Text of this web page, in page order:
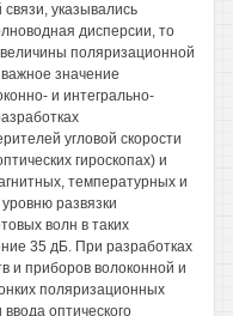
указывались
дисперсии, то
поляризационной
значение
и интегрально-
угловой скорости
гироскопах) и
температурных и
развязки
волн в таких
35 дБ. При разработках
и приборов волоконной и
поляризационных
оптического